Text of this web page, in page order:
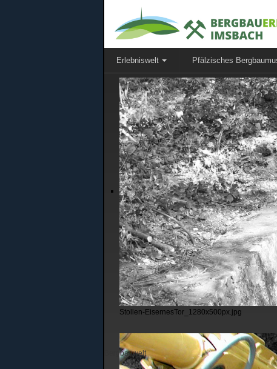
Erlebniswelt Pfälzisches
Stollen-EisernesTor_1280x500px.jpg
Bergbauwelt